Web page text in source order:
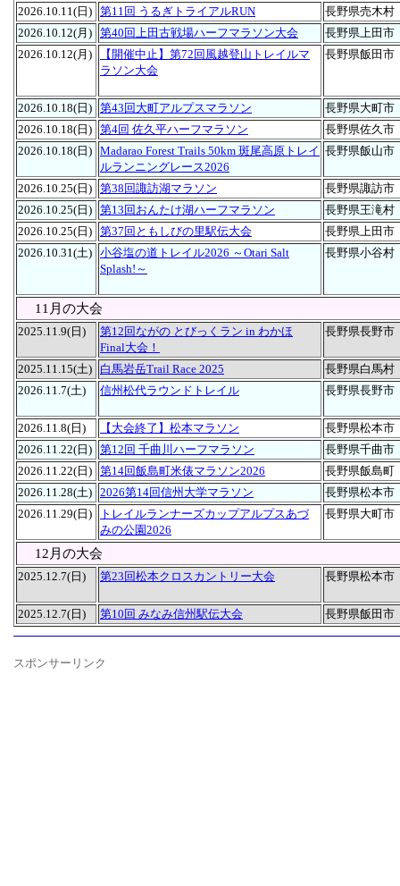
2026.10.11(日) 第11回 うるぎトライアルRUN
長野県売木村
2026.10.12(月) 第40回上田古戦場ハーフマラソン大会
長野県上田市
2026.10.12(月)
【開催中止】第72回風越登山トレイルマ
ラソン大会
長野県飯田市
2026.10.18(日) 第43回大町アルプスマラソン
長野県大町市
2026.10.18(日) 第4回 佐久平ハーフマラソン
長野県佐久市
2026.10.18(日) Madarao Forest Trails 50km 斑尾高原トレイ
ルランニングレース2026
長野県飯山市
2026.10.25(日) 第38回諏訪湖マラソン
長野県諏訪市
2026.10.25(日) 第13回おんたけ湖ハーフマラソン
長野県王滝村
2026.10.25(日) 第37回ともしびの里駅伝大会
長野県上田市
2026.10.31(土) 小谷塩の道トレイル2026 ～Otari Salt
Splash!～
長野県小谷村
11月の大会
2025.11.9(日)
第12回ながの とびっくラン in わかほ
Final大会！
長野県長野市
2025.11.15(土) 白馬岩岳Trail Race 2025
長野県白馬村
2026.11.7(土)
信州松代ラウンドトレイル 長野県長野市
2026.11.8(日) 【大会終了】松本マラソン
長野県松本市
2026.11.22(日) 第12回 千曲川ハーフマラソン
長野県千曲市
2026.11.22(日) 第14回飯島町米俵マラソン2026
長野県飯島町
2026.11.28(土) 2026第14回信州大学マラソン
長野県松本市
2026.11.29(日)
トレイルランナーズカップアルプスあづ
みの公園2026
長野県大町市
12月の大会
2025.12.7(日) 第23回松本クロスカントリー大会 長野県松本市
2025.12.7(日) 第10回 みなみ信州駅伝大会 長野県飯田市
スポンサーリンク